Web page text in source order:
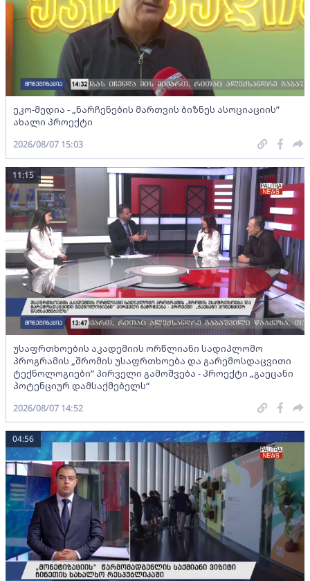
ეკო-მედია - „ნარჩენების მართვის ბიზნეს ასოციაციის”
ახალი პროექტი
2026/08/07 15:03
უსაფრთხოების აკადემიის ორწლიანი სადიპლომო
პროგრამის „შრომის უსაფრთხოება და გარემოსდაცვითი
ტექნოლოგიები“ პირველი გამოშვება - პროექტი „გაეცანი
პოტენციურ დამსაქმებელს“
11:15
2026/08/07 14:52
04:56